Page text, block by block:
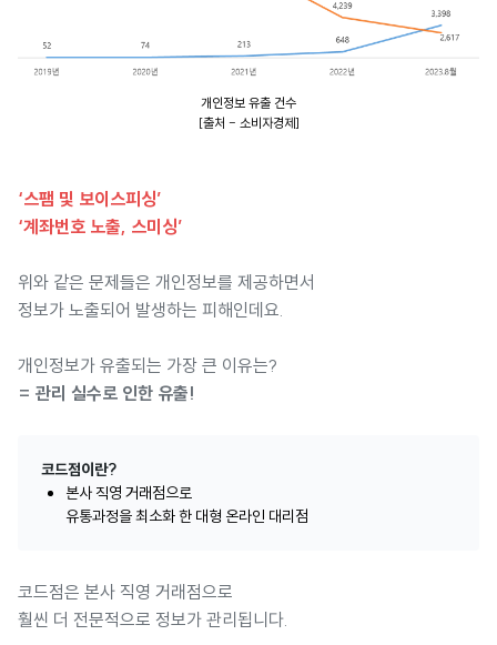
개인정보 유출 건수
[출처 - 소비자경제]
‘스팸 및 보이스피싱’
‘계좌번호 노출, 스미싱’
위와 같은 문제들은 개인정보를 제공하면서
정보가 노출되어 발생하는 피해인데요.
개인정보가 유출되는 가장 큰 이유는?
= 관리 실수로 인한 유출!
코드점이란?
본사 직영 거래점으로
유통과정을 최소화 한 대형 온라인 대리점
코드점은 본사 직영 거래점으로
훨씬 더 전문적으로 정보가 관리됩니다.